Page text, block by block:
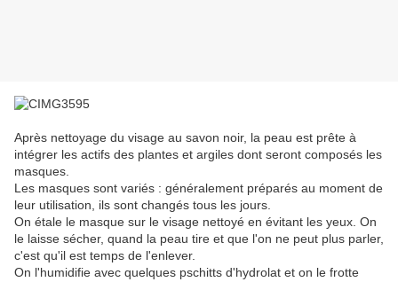
Après nettoyage du visage au savon noir, la peau est prête à
intégrer les actifs des plantes et argiles dont seront composés les
masques.
Les masques sont variés : généralement préparés au moment de
leur utilisation, ils sont changés tous les jours.
On étale le masque sur le visage nettoyé en évitant les yeux. On
le laisse sécher, quand la peau tire et que l'on ne peut plus parler,
c'est qu'il est temps de l'enlever.
On l'humidifie avec quelques pschitts d'hydrolat et on le frotte